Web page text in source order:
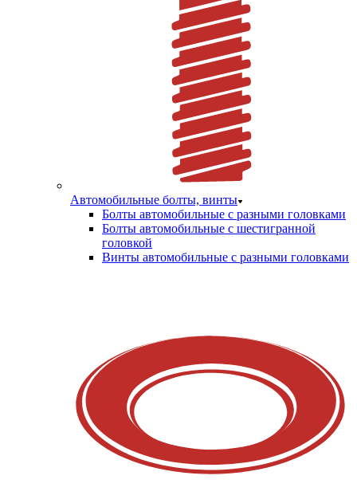
Автомобильные болты, винты
Болты автомобильные с разными головками
Болты автомобильные с шестигранной
головкой
Винты автомобильные с разными головками